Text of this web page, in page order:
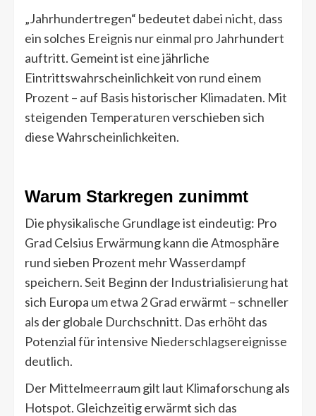
„Jahrhundertregen“ bedeutet dabei nicht, dass
ein solches Ereignis nur einmal pro Jahrhundert
auftritt. Gemeint ist eine jährliche
Eintrittswahrscheinlichkeit von rund einem
Prozent – auf Basis historischer Klimadaten. Mit
steigenden Temperaturen verschieben sich
diese Wahrscheinlichkeiten.
Warum Starkregen zunimmt
Die physikalische Grundlage ist eindeutig: Pro
Grad Celsius Erwärmung kann die Atmosphäre
rund sieben Prozent mehr Wasserdampf
speichern. Seit Beginn der Industrialisierung hat
sich Europa um etwa 2 Grad erwärmt – schneller
als der globale Durchschnitt. Das erhöht das
Potenzial für intensive Niederschlagsereignisse
deutlich.
Der Mittelmeerraum gilt laut Klimaforschung als
Hotspot. Gleichzeitig erwärmt sich das